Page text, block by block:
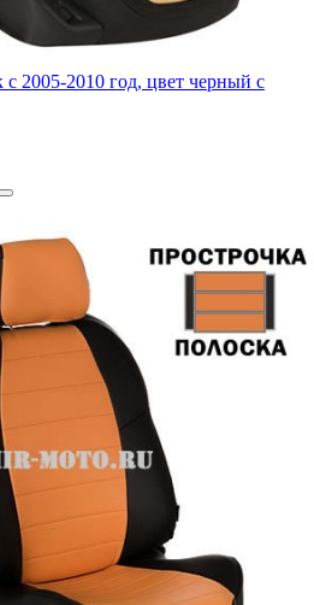
2005-2010 год, цвет черный с